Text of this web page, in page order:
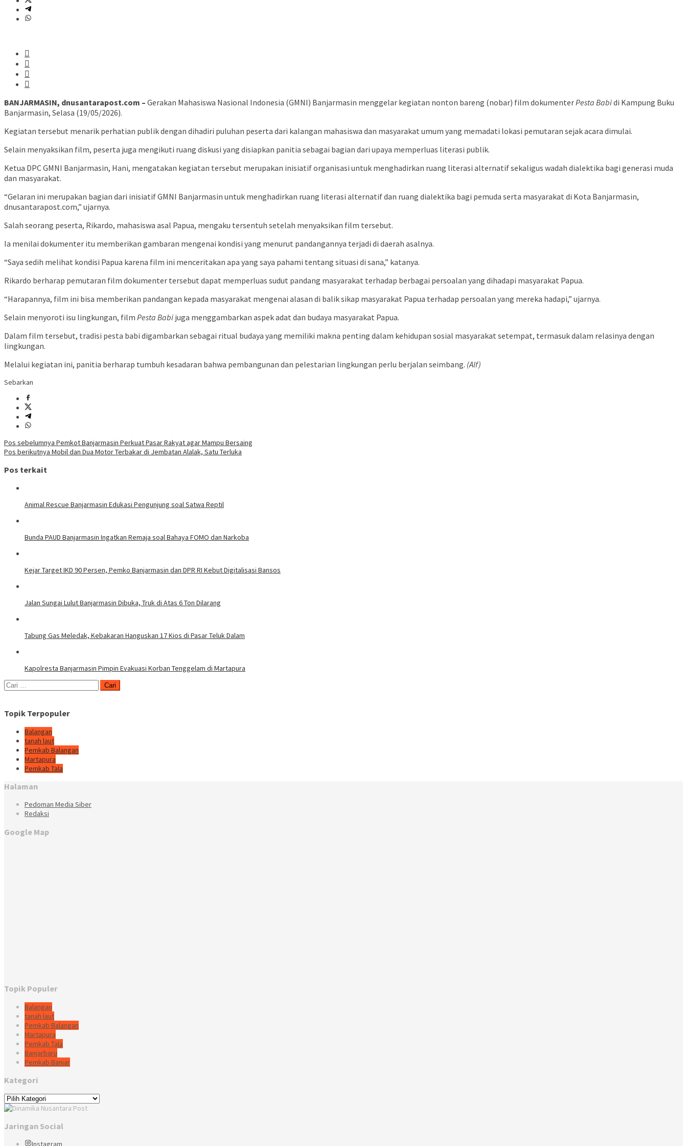
BANJARMASIN, dnusantarapost.com – Gerakan Mahasiswa Nasional Indonesia (GMNI) Banjarmasin menggelar kegiatan nonton bareng (nobar) film dokumenterPesta Babidi Kampung Buku
Banjarmasin, Selasa (19/05/2026).
Kegiatan tersebut menarik perhatian publik dengan dihadiri puluhan peserta dari kalangan mahasiswa dan masyarakat umum yang memadati lokasi pemutaran sejak acara dimulai.
Selain menyaksikan film, peserta juga mengikuti ruang diskusi yang disiapkan panitia sebagai bagian dari upaya memperluas literasi publik.
Ketua DPC GMNI Banjarmasin, Hani, mengatakan kegiatan tersebut merupakan inisiatif organisasi untuk menghadirkan ruang literasi alternatif sekaligus wadah dialektika bagi generasi muda
dan masyarakat.
“Gelaran ini merupakan bagian dari inisiatif GMNI Banjarmasin untuk menghadirkan ruang literasi alternatif dan ruang dialektika bagi pemuda serta masyarakat di Kota Banjarmasin,
dnusantarapost.com,” ujarnya.
Salah seorang peserta, Rikardo, mahasiswa asal Papua, mengaku tersentuh setelah menyaksikan film tersebut.
Ia menilai dokumenter itu memberikan gambaran mengenai kondisi yang menurut pandangannya terjadi di daerah asalnya.
“Saya sedih melihat kondisi Papua karena film ini menceritakan apa yang saya pahami tentang situasi di sana,” katanya.
Rikardo berharap pemutaran film dokumenter tersebut dapat memperluas sudut pandang masyarakat terhadap berbagai persoalan yang dihadapi masyarakat Papua.
“Harapannya, film ini bisa memberikan pandangan kepada masyarakat mengenai alasan di balik sikap masyarakat Papua terhadap persoalan yang mereka hadapi,” ujarnya.
Selain menyoroti isu lingkungan, film Pesta Babi juga menggambarkan aspek adat dan budaya masyarakat Papua.
Dalam film tersebut, tradisi pesta babi digambarkan sebagai ritual budaya yang memiliki makna penting dalam kehidupan sosial masyarakat setempat, termasuk dalam relasinya dengan
lingkungan.
Melalui kegiatan ini, panitia berharap tumbuh kesadaran bahwa pembangunan dan pelestarian lingkungan perlu berjalan seimbang. (Alf)
Sebarkan
Navigasi
pos
Pos sebelumnya Pemkot Banjarmasin Perkuat Pasar Rakyat agar Mampu Bersaing
Pos berikutnya Mobil dan Dua Motor Terbakar di Jembatan Alalak, Satu Terluka
Pos terkait
Animal Rescue Banjarmasin Edukasi Pengunjung soal Satwa Reptil
Bunda PAUD Banjarmasin Ingatkan Remaja soal Bahaya FOMO dan Narkoba
Kejar Target IKD 90 Persen, Pemko Banjarmasin dan DPR RI Kebut Digitalisasi Bansos
Jalan Sungai Lulut Banjarmasin Dibuka, Truk di Atas 6 Ton Dilarang
Tabung Gas Meledak, Kebakaran Hanguskan 17 Kios di Pasar Teluk Dalam
Kapolresta Banjarmasin Pimpin Evakuasi Korban Tenggelam di Martapura
Cari
untuk:
Topik Terpopuler
Balangan
tanah laut
Pemkab Balangan
Martapura
Pemkab Tala
Halaman
Pedoman Media Siber
Redaksi
Google Map
Topik Populer
Balangan
tanah laut
Pemkab Balangan
Martapura
Pemkab Tala
Banjarbaru
Pemkab Banjar
Kategori
Kategori
Jaringan Social
Instagram